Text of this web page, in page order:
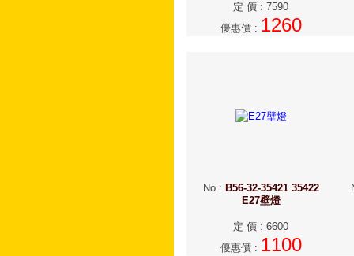
定 價 : 7590
優惠價: 1260
No: B56-32-35421 35422
E27壁燈
定 價 : 6600
優惠價: 1100